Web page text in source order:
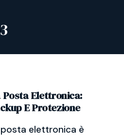
Posta Elettronica:
E Protezione
posta elettronica è